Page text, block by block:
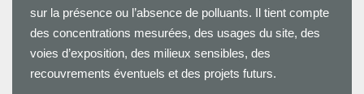
sur la présence ou l’absence de polluants. Il tient compte
des concentrations mesurées, des usages du site, des
voies d’exposition, des milieux sensibles, des
recouvrements éventuels et des projets futurs.